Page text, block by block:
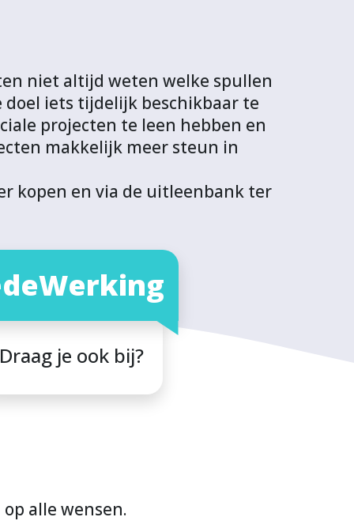
niet altijd weten welke spullen
iets tijdelijk beschikbaar te
projecten te leen hebben en
makkelijk meer steun in
kopen en via de uitleenbank ter
je ook bij?
alle wensen.